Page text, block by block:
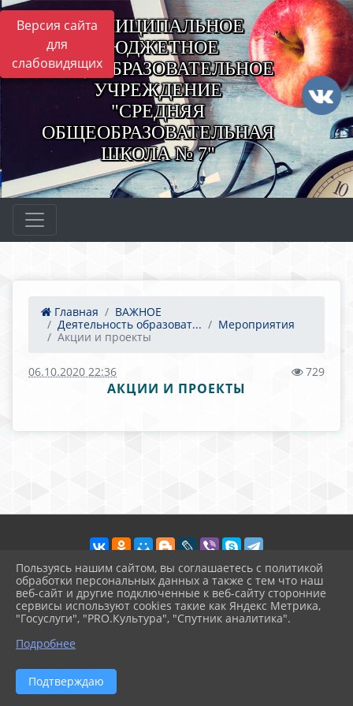
Версия сайта
для
слабовидящих
МУНИЦИПАЛЬНОЕ
БЮДЖЕТНОЕ
ОБЩЕОБРАЗОВАТЕЛЬНОЕ
УЧРЕЖДЕНИЕ
"СРЕДНЯЯ
ОБЩЕОБРАЗОВАТЕЛЬНАЯ
ШКОЛА № 7"
Главная
ВАЖНОЕ
Деятельность образоват...
Мероприятия
Акции и проекты
06.10.2020 22:36 729
АКЦИИ И ПРОЕКТЫ
2026 г. vvschool7.ru
Вход
Карта сайта
Политика обработки персональных данных
Сделано на KubCMS
Разработка и поддержка
Пользуясь нашим сайтом, вы соглашаетесь с политикой
обработки персональных данных а также с тем что наш
веб-сайт и другие подключенные к веб-сайту сторонние
сервисы используют cookies такие как Яндекс Метрика,
"Госуслуги", "PRO.Культура", "Спутник аналитика".
Подробнее
Подтверждаю